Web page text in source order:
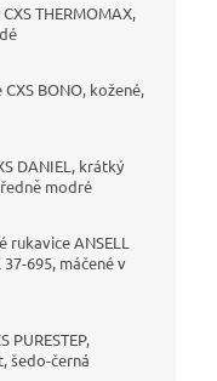
THERMOMAX,
CXS BONO, kožené,
DANIEL, krátký
modré
rukavice ANSELL
37-695, máčené v
PURESTEP,
šedo-černá